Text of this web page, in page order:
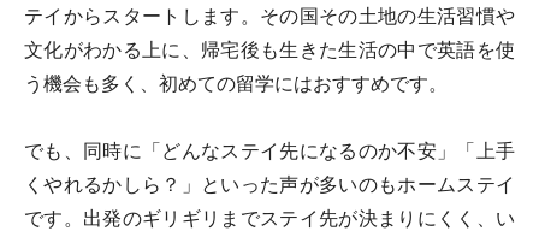
テイからスタートします。その国その土地の生活習慣や
文化がわかる上に、帰宅後も生きた生活の中で英語を使
う機会も多く、初めての留学にはおすすめです。
でも、同時に「どんなステイ先になるのか不安」「上手
くやれるかしら？」といった声が多いのもホームステイ
です。出発のギリギリまでステイ先が決まりにくく、い